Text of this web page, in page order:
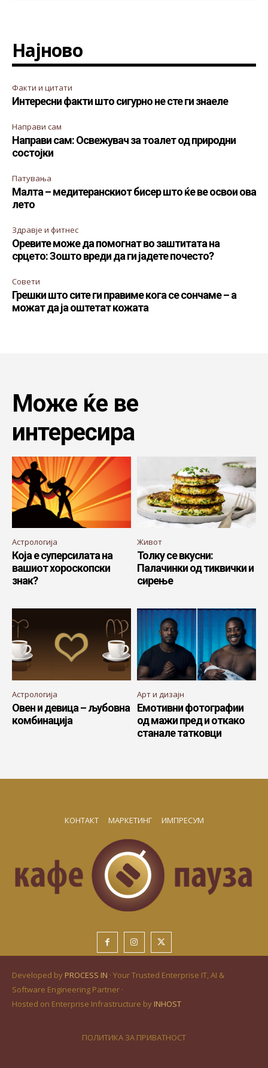
Најново
Факти и цитати
Интересни факти што сигурно не сте ги знаеле
Направи сам
Направи сам: Освежувач за тоалет од природни
состојки
Патувања
Малта – медитеранскиот бисер што ќе ве освои ова
лето
Здравје и фитнес
Оревите може да помогнат во заштитата на
срцето: Зошто вреди да ги јадете почесто?
Совети
Грешки што сите ги правиме кога се сончаме – а
можат да ја оштетат кожата
Може ќе ве
интересира
Астрологија
Која е суперсилата на
вашиот хороскопски
знак?
Живот
Толку се вкусни:
Палачинки од тиквички и
сирење
Астрологија
Овен и девица – љубовна
комбинација
Арт и дизајн
Емотивни фотографии
од мажи пред и откако
станале татковци
КОНТАКТ МАРКЕТИНГ ИМПРЕСУМ
Developed by PROCESS IN · Your Trusted Enterprise IT, AI &
Software Engineering Partner ·
Hosted on Enterprise Infrastructure by INHOST
ПОЛИТИКА ЗА ПРИВАТНОСТ